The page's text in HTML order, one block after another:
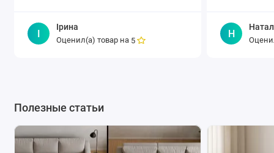
І
Ірина
Оценил(а) товар на 5
Н
Полезные статьи